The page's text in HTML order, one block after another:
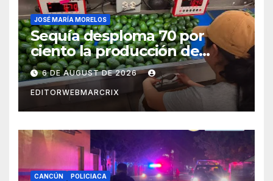
JOSÉ MARÍA MORELOS
Sequía desploma 70 por
ciento la producción de
aguacate en Candelaria
6 DE AUGUST DE 2026
EDITORWEBMARCRIX
CANCÚN POLICIACA